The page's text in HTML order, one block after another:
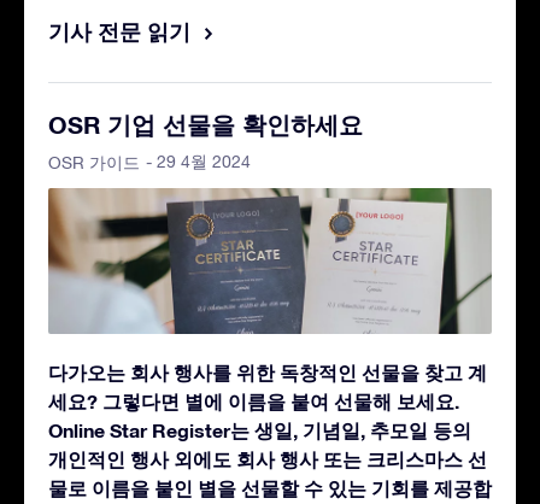
기사 전문 읽기
OSR 기업 선물을 확인하세요
OSR 가이드 - 29 4월 2024
다가오는 회사 행사를 위한 독창적인 선물을 찾고 계
세요? 그렇다면 별에 이름을 붙여 선물해 보세요.
Online Star Register는 생일, 기념일, 추모일 등의
개인적인 행사 외에도 회사 행사 또는 크리스마스 선
물로 이름을 붙인 별을 선물할 수 있는 기회를 제공합